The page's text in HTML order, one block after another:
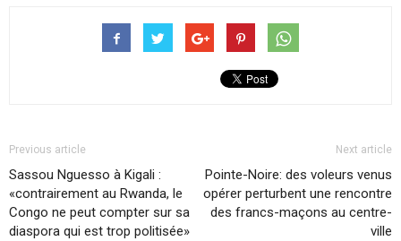
Previous article
Sassou Nguesso à Kigali :
«contrairement au Rwanda, le
Congo ne peut compter sur sa
diaspora qui est trop politisée»
Next article
Pointe-Noire: des voleurs venus
opérer perturbent une rencontre
des francs-maçons au centre-
ville